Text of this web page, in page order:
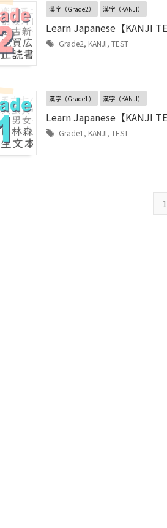
漢字（Grade2） 漢字（KANJI）
Learn Japanese【KANJI
Grade2, KANJI, TEST
漢字（Grade1） 漢字（KANJI）
Learn Japanese【KANJI
Grade1 , KANJI, TEST
1